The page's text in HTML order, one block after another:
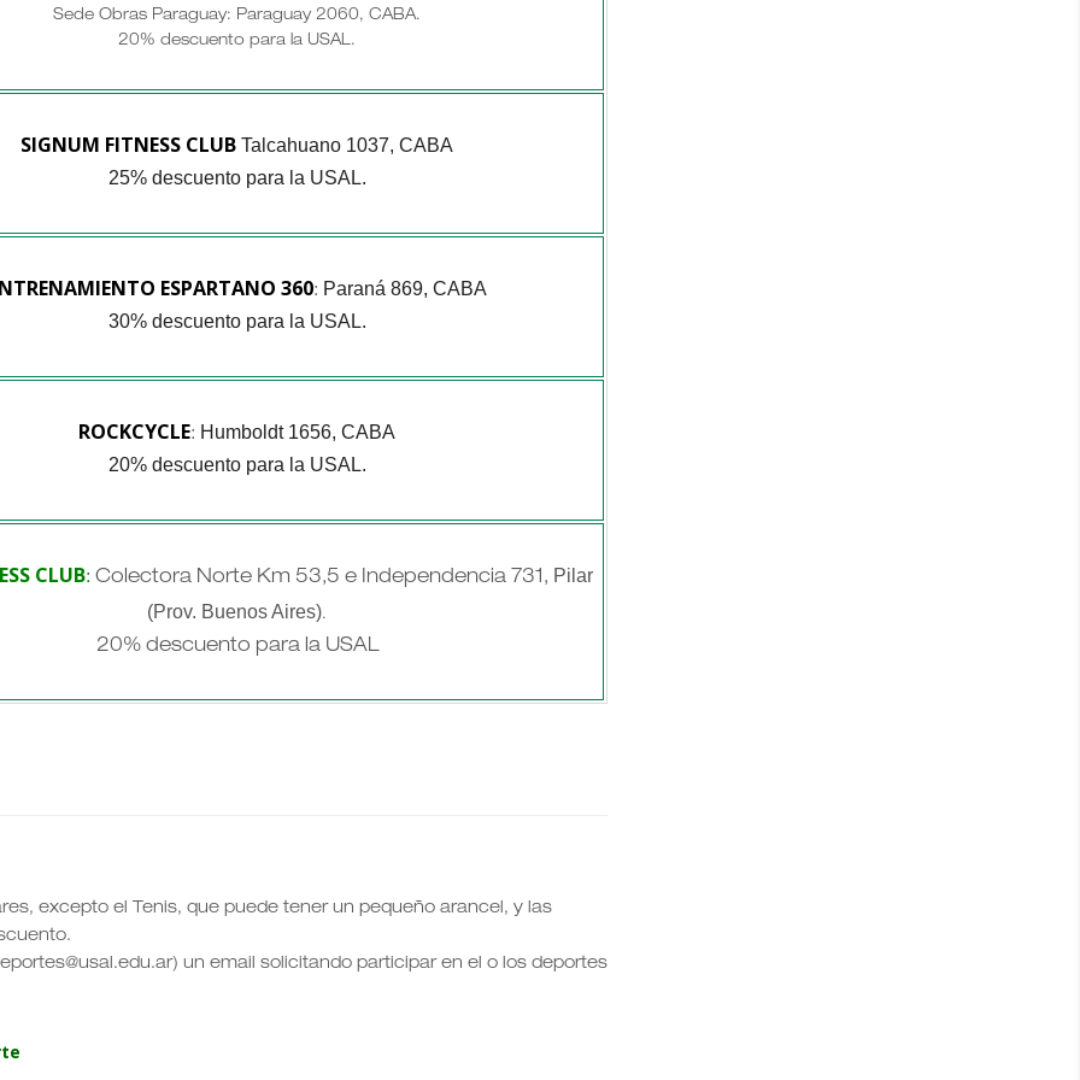
Sede Obras Paraguay: Paraguay 2060, CABA.
20% descuento para la USAL.
SIGNUM FITNESS CLUB Talcahuano 1037, CABA
25% descuento para la USAL.
ESPARTANO 360: Paraná 869, CABA
30% descuento para la USAL.
ROCKCYCLE: Humboldt 1656, CABA
20% descuento para la USAL.
CLUB: Colectora Norte Km 53,5 e Independencia 731, Pilar
(Prov. Buenos Aires).
20% descuento para la USAL
excepto el Tenis, que puede tener un pequeño arancel, y las
un email solicitando participar en el o los deportes